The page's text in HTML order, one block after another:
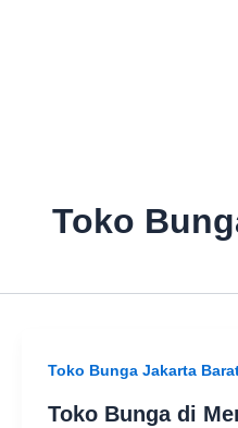
Toko
Toko Bunga Jakarta
Toko Bunga di